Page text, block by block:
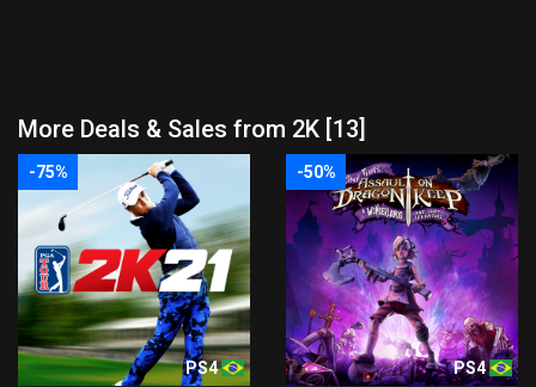
More Deals & Sales from 2K [13]
-75%
PS4
-50%
PS4